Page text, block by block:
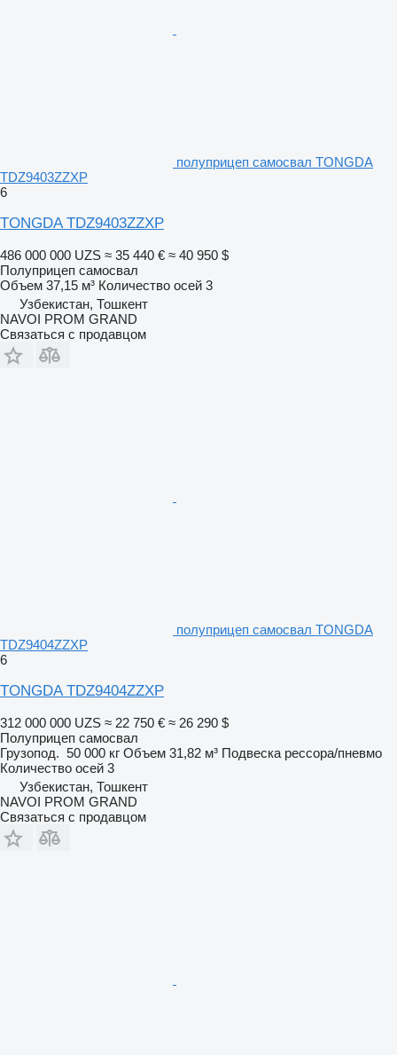
полуприцеп самосвал TONGDA
TDZ9403ZZXP
6
TONGDA TDZ9403ZZXP
486 000 000 UZS ≈ 35 440 € ≈ 40 950 $
Полуприцеп самосвал
Объем 37,15 м³ Количество осей 3
Узбекистан, Тошкент
NAVOI PROM GRAND
Связаться с продавцом
полуприцеп самосвал TONGDA
TDZ9404ZZXP
6
TONGDA TDZ9404ZZXP
312 000 000 UZS ≈ 22 750 € ≈ 26 290 $
Полуприцеп самосвал
Грузопод. 50 000 кг Объем 31,82 м³ Подвеска рессора/пневмо
Количество осей 3
Узбекистан, Тошкент
NAVOI PROM GRAND
Связаться с продавцом